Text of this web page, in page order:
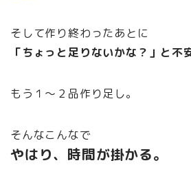
そして作り終わったあとに
「ちょっと足りないかな？」と不
もう１～２品作り足し。
そんなこんなで
やはり、時間が掛かる。